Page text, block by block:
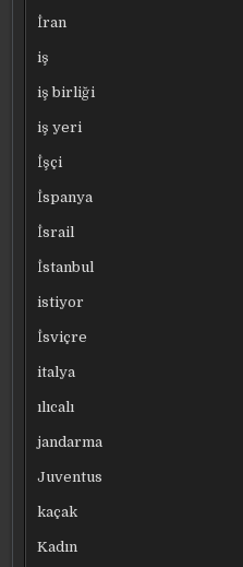
İran
iş
iş birliği
iş yeri
İşçi
İspanya
İsrail
İstanbul
istiyor
İsviçre
italya
ılıcalı
jandarma
Juventus
kaçak
Kadın